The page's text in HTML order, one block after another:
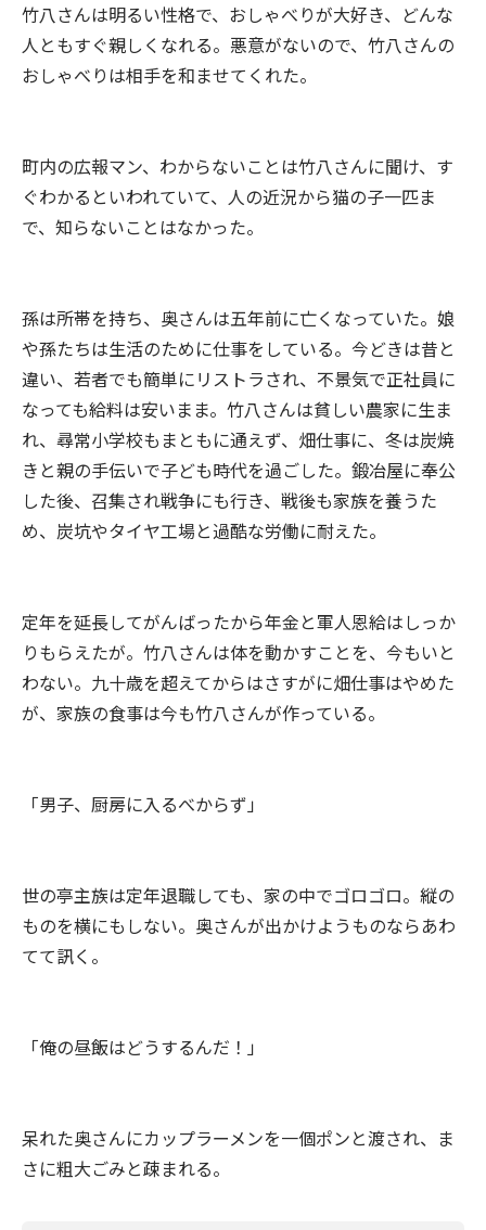
竹八さんは明るい性格で、おしゃべりが大好き、どんな
人ともすぐ親しくなれる。悪意がないので、竹八さんの
おしゃべりは相手を和ませてくれた。
町内の広報マン、わからないことは竹八さんに聞け、す
ぐわかるといわれていて、人の近況から猫の子一匹ま
で、知らないことはなかった。
孫は所帯を持ち、奥さんは五年前に亡くなっていた。娘
や孫たちは生活のために仕事をしている。今どきは昔と
違い、若者でも簡単にリストラされ、不景気で正社員に
なっても給料は安いまま。竹八さんは貧しい農家に生ま
れ、尋常小学校もまともに通えず、畑仕事に、冬は炭焼
きと親の手伝いで子ども時代を過ごした。鍛冶屋に奉公
した後、召集され戦争にも行き、戦後も家族を養うた
め、炭坑やタイヤ工場と過酷な労働に耐えた。
定年を延長してがんばったから年金と軍人恩給はしっか
りもらえたが。竹八さんは体を動かすことを、今もいと
わない。九十歳を超えてからはさすがに畑仕事はやめた
が、家族の食事は今も竹八さんが作っている。
「男子、厨房に入るべからず」
世の亭主族は定年退職しても、家の中でゴロゴロ。縦の
ものを横にもしない。奥さんが出かけようものならあわ
てて訊く。
「俺の昼飯はどうするんだ！」
呆れた奥さんにカップラーメンを一個ポンと渡され、ま
さに粗大ごみと疎まれる。